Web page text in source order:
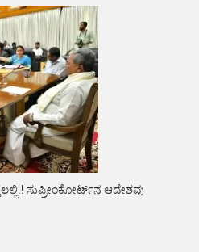
ಸುಪ್ರೀಂಕೋರ್ಟ್‌ನ ಆದೇಶವು